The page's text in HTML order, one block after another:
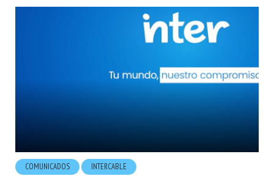
COMUNICADOS INTERCABLE